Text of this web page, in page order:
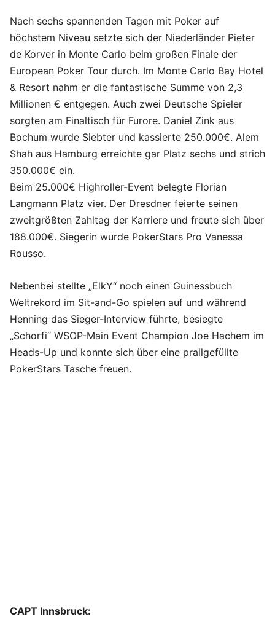
Nach sechs spannenden Tagen mit Poker auf
höchstem Niveau setzte sich der Niederländer Pieter
de Korver in Monte Carlo beim großen Finale der
European Poker Tour durch. Im Monte Carlo Bay Hotel
& Resort nahm er die fantastische Summe von 2,3
Millionen € entgegen. Auch zwei Deutsche Spieler
sorgten am Finaltisch für Furore. Daniel Zink aus
Bochum wurde Siebter und kassierte 250.000€. Alem
Shah aus Hamburg erreichte gar Platz sechs und strich
350.000€ ein.
Beim 25.000€ Highroller-Event belegte Florian
Langmann Platz vier. Der Dresdner feierte seinen
zweitgrößten Zahltag der Karriere und freute sich über
188.000€. Siegerin wurde PokerStars Pro Vanessa
Rousso.
Nebenbei stellte „ElkY“ noch einen Guinessbuch
Weltrekord im Sit-and-Go spielen auf und während
Henning das Sieger-Interview führte, besiegte
„Schorfi“ WSOP-Main Event Champion Joe Hachem im
Heads-Up und konnte sich über eine prallgefüllte
PokerStars Tasche freuen.
CAPT Innsbruck: